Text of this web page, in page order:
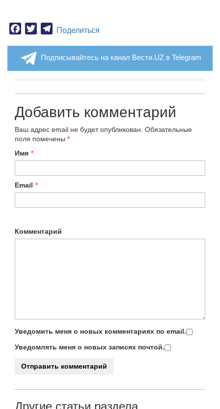
Facebook
TwitterTelegram
Поделиться
Подписывайтесь на канал Вести.UZ в Telegram
Добавить комментарий
Ваш адрес email не будет опубликован. Обязательные
поля помечены *
Имя *
Email *
Комментарий
Уведомить меня о новых комментариях по email.
Уведомлять меня о новых записях почтой.
Другие статьи раздела